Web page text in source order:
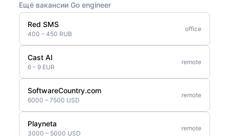
Ещё вакансии Go engineer
Red SMS
400 – 450 RUB
office
Cast AI
6 – 9 EUR
remote
SoftwareCountry.com
6000 – 7500 USD
remote
Playneta
3000 – 5000 USD
remote